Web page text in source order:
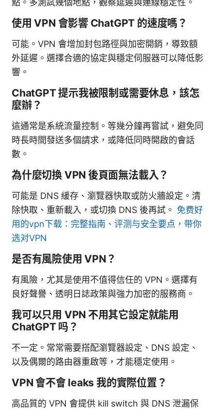
使用 VPN 會影響 ChatGPT 的速度嗎？
可能。VPN 會增加封包路徑與加密開銷，導致額
外延遲。選擇合適的協定與穩定伺服器可以降低影
響。
ChatGPT 提示我被限制或需要休息，該怎
麼辦？
這通常是系統流量控制。等幾分鐘再嘗試，避免同
時長時間發送多個請求，或降低同時開啟的會話
數。
為什麼切換 VPN 後頁面無法載入？
可能是 DNS 緩存、瀏覽器快取或防火牆設定。清
除快取、重新載入，或切換 DNS 後再試。 免费好
用的vpn下载：完整指南、评测与安全要点，带你
选对VPN
是否有風險使用 VPN？
有風險，尤其是使用不值得信任的 VPN。選擇有
良好聲譽、透明日誌政策與強力加密的服務商。
我可以只用 VPN 不用其它設定就能用
ChatGPT 吗？
不一定。常常需要搭配瀏覽器設定、DNS 設定、
以及偶爾的路由器重啟等，才能穩定使用。
VPN 會不會 leaks 我的實際位置？
高品質的 VPN 會提供 kill switch 與 DNS 泄漏保